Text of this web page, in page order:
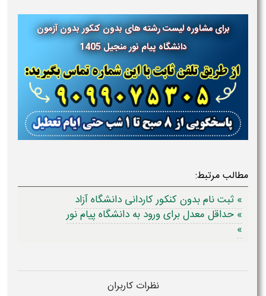
برای مشاوره لیست رشته های بدون کنکور بدون آزمون
دانشگاه پیام نورمنجیل 1405
مطالب مرتبط:
» ثبت نام بدون کنکور کاردانی دانشگاه آزاد
» حداقل معدل برای ورود به دانشگاه پیام نور
»
نظرات کاربران